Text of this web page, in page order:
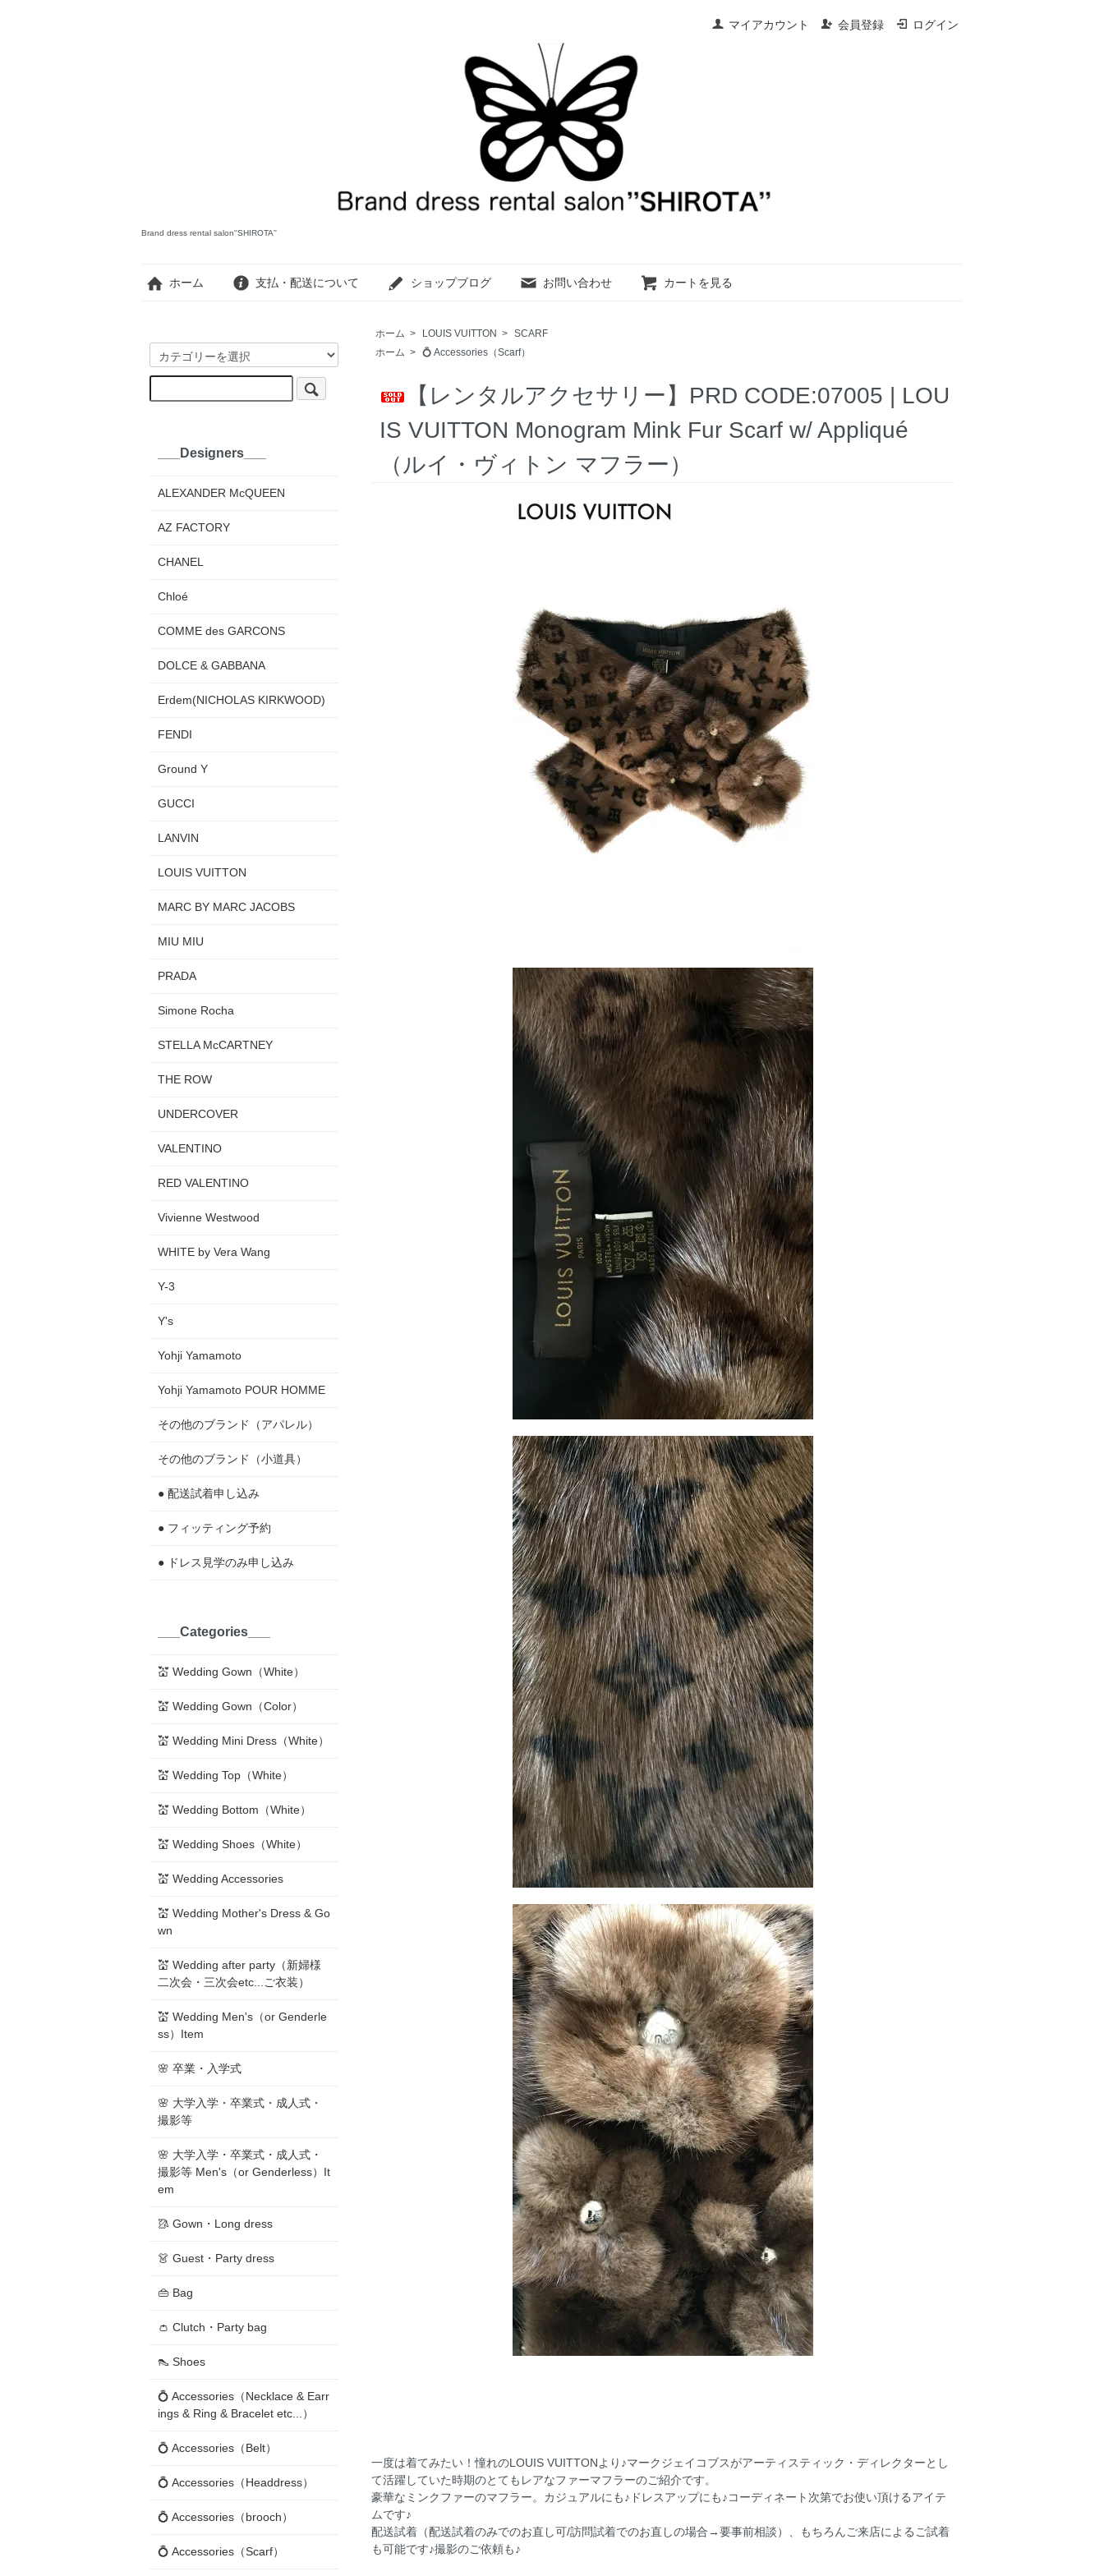
マイアカウント 会員登録 ログイン
Brand dress rental salon''SHIROTA''
ホーム 支払・配送について ショップブログ お問い合わせ カートを見る
ホーム > LOUIS VUITTON > SCARF
ホーム > 💍 Accessories（Scarf）
【レンタルアクセサリー】PRD CODE:07005 | LOU
IS VUITTON Monogram Mink Fur Scarf w/ Appliqué
（ルイ・ヴィトン マフラー）
一度は着てみたい！憧れのLOUIS VUITTONより♪マークジェイコブスがアーティスティック・ディレクターとし
て活躍していた時期のとてもレアなファーマフラーのご紹介です。
豪華なミンクファーのマフラー。カジュアルにも♪ドレスアップにも♪コーディネート次第でお使い頂けるアイテ
ムです♪
配送試着（配送試着のみでのお直し可/訪問試着でのお直しの場合→要事前相談）、もちろんご来店によるご試着
も可能です♪撮影のご依頼も♪
___Designers___
ALEXANDER McQUEEN
AZ FACTORY
CHANEL
Chloé
COMME des GARCONS
DOLCE & GABBANA
Erdem(NICHOLAS KIRKWOOD)
FENDI
Ground Y
GUCCI
LANVIN
LOUIS VUITTON
MARC BY MARC JACOBS
MIU MIU
PRADA
Simone Rocha
STELLA McCARTNEY
THE ROW
UNDERCOVER
VALENTINO
RED VALENTINO
Vivienne Westwood
WHITE by Vera Wang
Y-3
Y's
Yohji Yamamoto
Yohji Yamamoto POUR HOMME
その他のブランド（アパレル）
その他のブランド（小道具）
● 配送試着申し込み
● フィッティング予約
● ドレス見学のみ申し込み
___Categories___
💒 Wedding Gown（White）
💒 Wedding Gown（Color）
💒 Wedding Mini Dress（White）
💒 Wedding Top（White）
💒 Wedding Bottom（White）
💒 Wedding Shoes（White）
💒 Wedding Accessories
💒 Wedding Mother's Dress & Go
wn
💒 Wedding after party（新婦様
二次会・三次会etc...ご衣装）
💒 Wedding Men's（or Genderle
ss）Item
🌸 卒業・入学式
🌸 大学入学・卒業式・成人式・
撮影等
🌸 大学入学・卒業式・成人式・
撮影等 Men's（or Genderless）It
em
🥻 Gown・Long dress
👗 Guest・Party dress
👜 Bag
👛 Clutch・Party bag
👠 Shoes
💍 Accessories（Necklace & Earr
ings & Ring & Bracelet etc...）
💍 Accessories（Belt）
💍 Accessories（Headdress）
💍 Accessories（brooch）
💍 Accessories（Scarf）